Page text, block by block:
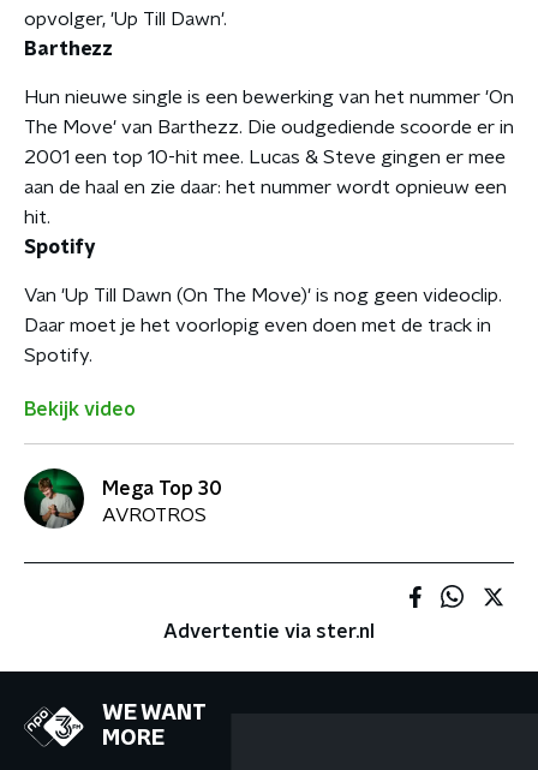
opvolger, 'Up Till Dawn'.
Barthezz
Hun nieuwe single is een bewerking van het nummer 'On
The Move' van Barthezz. Die oudgediende scoorde er in
2001 een top 10-hit mee. Lucas & Steve gingen er mee
aan de haal en zie daar: het nummer wordt opnieuw een
hit.
Spotify
Van 'Up Till Dawn (On The Move)' is nog geen videoclip.
Daar moet je het voorlopig even doen met de track in
Spotify.
Bekijk video
Mega Top 30
AVROTROS
Advertentie via ster.nl
WE WANT
MORE